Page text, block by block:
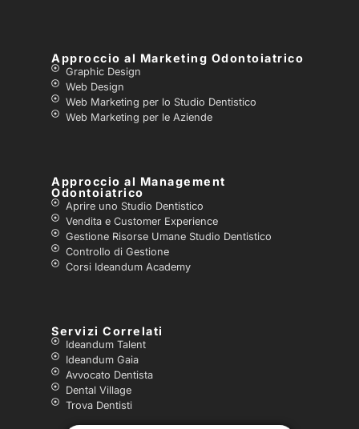
Approccio al Marketing Odontoiatrico
Graphic Design
Web Design
Web Marketing per lo Studio Dentistico
Web Marketing per le Aziende
Approccio al Management
Odontoiatrico
Aprire uno Studio Dentistico
Vendita e Customer Experience
Gestione Risorse Umane Studio Dentistico
Controllo di Gestione
Corsi Ideandum Academy
Servizi Correlati
Ideandum Talent
Ideandum Gaia
Avvocato Dentista
Dental Village
Trova Dentisti